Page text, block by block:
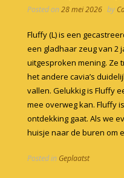
Posted on28 mei 2026 by
Fluffy (L) is een
een gladhaar zeug van 2
uitgesproken mening. Ze
het andere cavia’s
vallen. Gelukkig is Fluffy
mee overweg kan. Fluffy
ontdekking gaat. Als we
huisje naar de buren om
Posted in Geplaatst